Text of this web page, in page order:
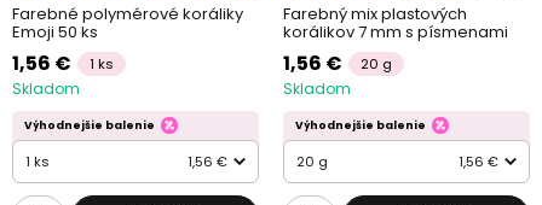
Farebné polymérové koráliky
Emoji 50 ks
1,56 € 1 ks
Skladom
Výhodnejšie balenie
1 ks 1,56 €
Farebný mix plastových
korálikov 7 mm s písmenami
1,56 € 20 g
Skladom
Výhodnejšie balenie
20 g 1,56 €